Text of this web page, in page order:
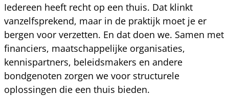
Iedereen heeft recht op een thuis. Dat klinkt
vanzelfsprekend, maar in de praktijk moet je er
bergen voor verzetten. En dat doen we. Samen met
financiers, maatschappelijke organisaties,
kennispartners, beleidsmakers en andere
bondgenoten zorgen we voor structurele
oplossingen die een thuis bieden.